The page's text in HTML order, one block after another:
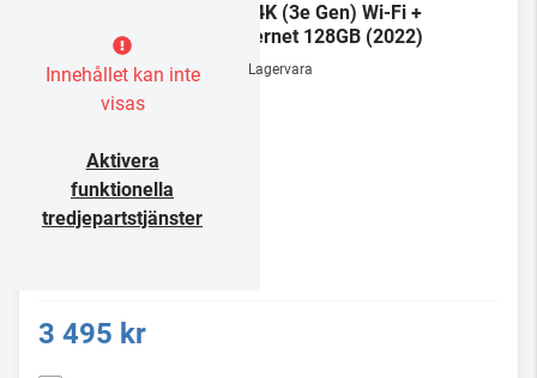
Innehållet kan inte
visas
Aktivera
funktionella
tredjepartstjänster
TV 4K (3e Gen) Wi-Fi +
Ethernet 128GB (2022)
Lagervara
3 495 kr